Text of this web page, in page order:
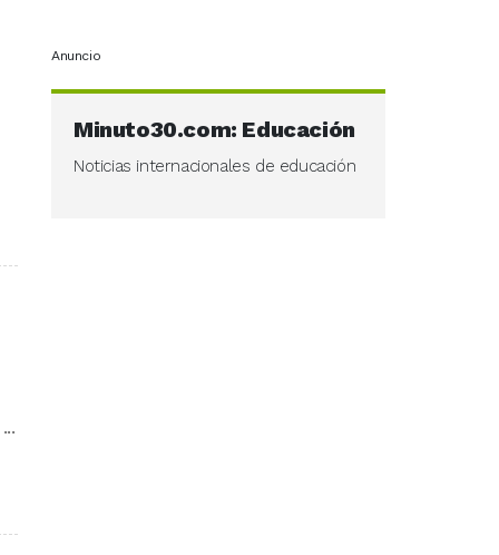
Anuncio
Minuto30.com: Educación
Noticias internacionales de educación